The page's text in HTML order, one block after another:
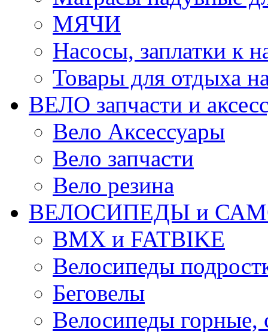
МЯЧИ
Насосы, заплатки к
Товары для отдыха
ВЕЛО запчасти и
Вело Аксессуары
Вело запчасти
Вело резина
ВЕЛОСИПЕДЫ и
BMX и FATBIKE
Велосипеды
Беговелы
Велосипеды горные,